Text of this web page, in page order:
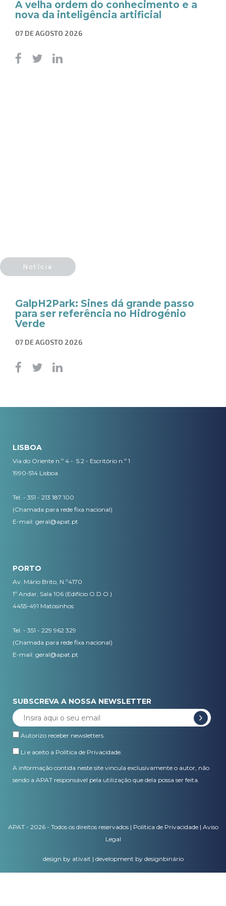
A velha ordem do conhecimento e a
nova da inteligência artificial
07 DE AGOSTO 2026
Notícia
GalpH2Park: Sines dá grande passo
para ser referência no Hidrogénio
Verde
07 DE AGOSTO 2026
LISBOA
Via do Oriente n.º 4 - 5.2 - Escritório n.º 1
1990-514 Lisboa
Tel. - 351 - 213 187 100
(Chamada para rede fixa nacional)
E-mail: geral@apat.pt
PORTO
Av. Mário Brito, N.º4170
1º Andar, Sala 106 (Edifício O.D.O.)
4455-491 Matosinhos
Tel. - 351 - 229 962 329
(Chamada para rede fixa nacional)
E-mail: geral@apat.pt
SUBSCREVA A NOSSA NEWSLETTER
Autorizo receber newsletters.
Li e aceito a Política de Privacidade.
A informação contida neste site vincula exclusivamente o autor, não
sendo a APAT responsável pela utilização que dela possa ser feita.
APAT - 2026 - Todos os direitos reservados | Política de Privacidade| Aviso
Legal
design by ativait | development by designbinário